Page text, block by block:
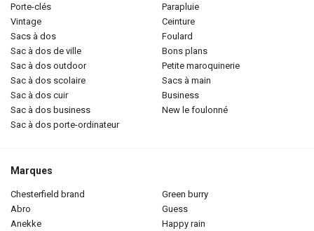
porte-clés
vintage
sacs à dos
sac à dos de ville
sac à dos outdoor
sac à dos scolaire
sac à dos cuir
sac à dos business
sac à dos porte-ordinateur
parapluie
ceinture
foulard
bons plans
petite maroquinerie
sacs à main
business
new le foulonné
Marques
chesterfield brand
abro
anekke
green burry
guess
happy rain